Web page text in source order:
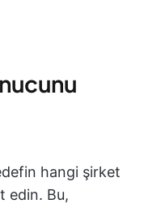
hangi şirket
edin. Bu,